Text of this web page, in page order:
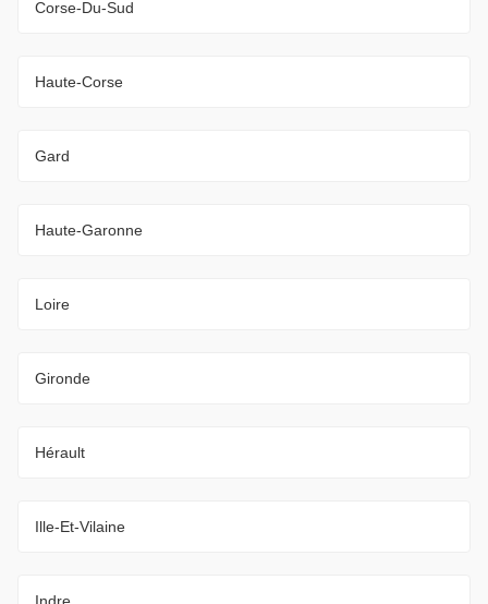
Corse-Du-Sud
Haute-Corse
Gard
Haute-Garonne
Loire
Gironde
Hérault
Ille-Et-Vilaine